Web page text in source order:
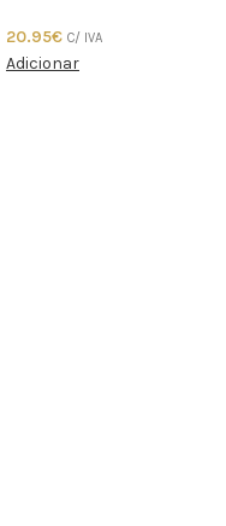
20.95€ C/ IVA
Adicionar